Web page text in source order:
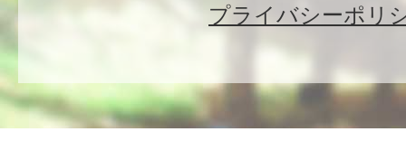
プライバシーポリ